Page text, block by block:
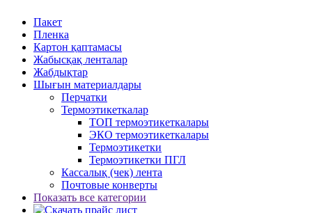
Пакет
Пленка
Картон қаптамасы
Жабысқақ ленталар
Жабдықтар
Шығын материалдары
Перчатки
Термоэтикеткалар
ТОП термоэтикеткалары
ЭКО термоэтикеткалары
Термоэтикетки
Термоэтикетки ПГЛ
Кассалық (чек) лента
Почтовые конверты
Показать все категории